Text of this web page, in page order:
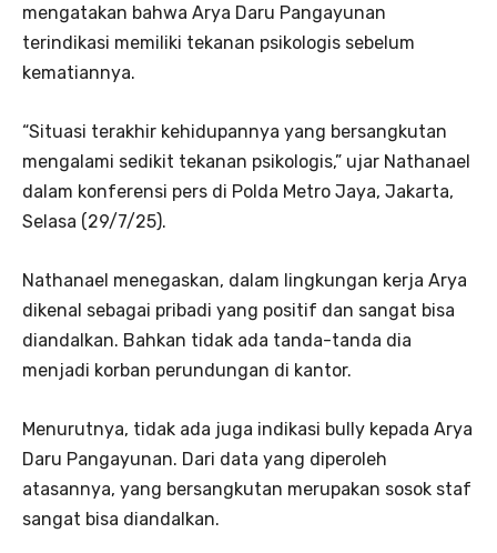
mengatakan bahwa Arya Daru Pangayunan
terindikasi memiliki tekanan psikologis sebelum
kematiannya.
“Situasi terakhir kehidupannya yang bersangkutan
mengalami sedikit tekanan psikologis,” ujar Nathanael
dalam konferensi pers di Polda Metro Jaya, Jakarta,
Selasa (29/7/25).
Nathanael menegaskan, dalam lingkungan kerja Arya
dikenal sebagai pribadi yang positif dan sangat bisa
diandalkan. Bahkan tidak ada tanda-tanda dia
menjadi korban perundungan di kantor.
Menurutnya, tidak ada juga indikasi bully kepada Arya
Daru Pangayunan. Dari data yang diperoleh
atasannya, yang bersangkutan merupakan sosok staf
sangat bisa diandalkan.